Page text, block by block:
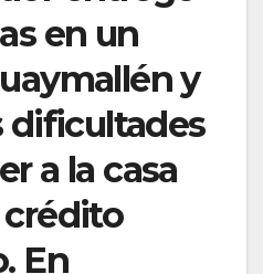
en un
y
dificultades
a la casa
En